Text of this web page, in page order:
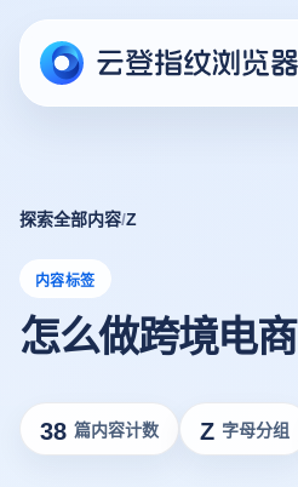
探索全部内容/Z
内容标签
怎么做跨境电商
38 篇内容计数 Z 字母分组